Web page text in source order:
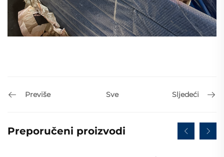
Previše Sve Sljedeći
Preporučeni proizvodi